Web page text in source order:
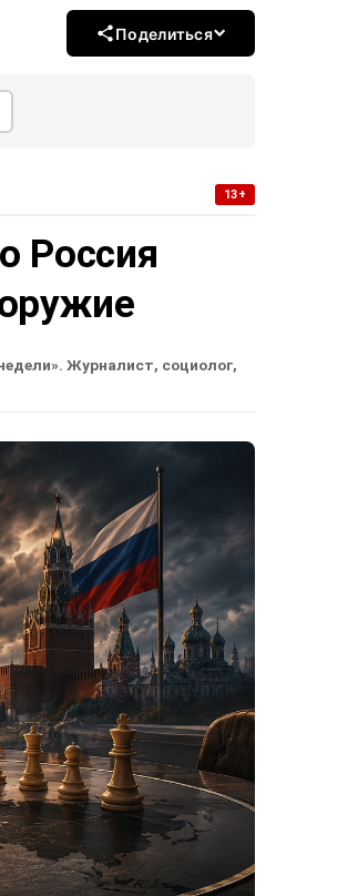
Поделиться
13+
Россия
Журналист, социолог,